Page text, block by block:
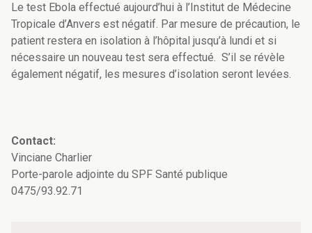
Le test Ebola effectué aujourd’hui à l’Institut de Médecine
Tropicale d’Anvers est négatif. Par mesure de précaution, le
patient restera en isolation à l’hôpital jusqu’à lundi et si
nécessaire un nouveau test sera effectué. S’il se révèle
également négatif, les mesures d’isolation seront levées.
Contact:
Vinciane Charlier
Porte-parole adjointe du SPF Santé publique
0475/93.92.71